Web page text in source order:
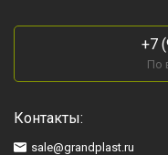
+7
По
Контакты:
sale@grandplast.ru